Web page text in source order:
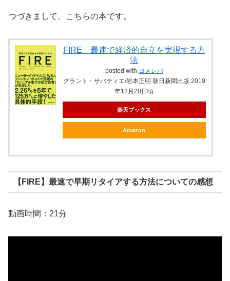
つづきまして、こちらの本です。
FIRE 最速で経済的自立を実現する方
法
posted with ヨメレバ
グラント・サバティエ/岩本正明 朝日新聞出版 2019
年12月20日頃
楽天ブックス
Amazon
【FIRE】最速で早期リタイアする方法についての感想
動画時間：21分